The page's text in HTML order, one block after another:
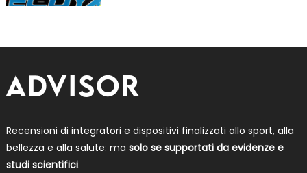
Recensioni di integratori e dispositivi finalizzati allo sport, alla
bellezza e alla salute: ma solo se supportati da evidenze e
studi scientifici.